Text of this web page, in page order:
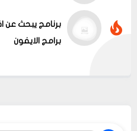
برنامج يبحث عن
برامج الايفون